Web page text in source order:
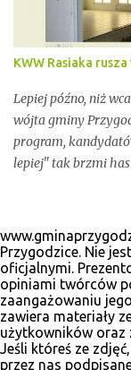
KWW Rasiaka
Lepiej późno, niż
wójta gminy
program,
lepiej" tak brzmi
mijającej kadencji
powiatu
radnych gminnych
także nowe twarze.
się zebrać.
Przygodzice. Nie
oficjalnymi.
opiniami twórców
zaangażowaniu
zawiera materiały
użytkowników oraz
Jeśli któreś ze
przez nas